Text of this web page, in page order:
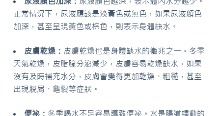
正常情況下，尿液應該是淡黃色或無色，如果尿液顏色
加深，甚至呈現黃色或棕色，則表示身體缺水。
皮膚乾燥： 皮膚乾燥也是身體缺水的徵兆之一。冬季
天氣乾燥，皮脂腺分泌減少，皮膚容易乾燥缺水，如果
沒有及時補充水分，皮膚會變得更加乾燥、粗糙，甚至
出現脫屑、龜裂等症狀。
便祕： 冬季喝水不足容易導致便祕。水是腸道蠕動的